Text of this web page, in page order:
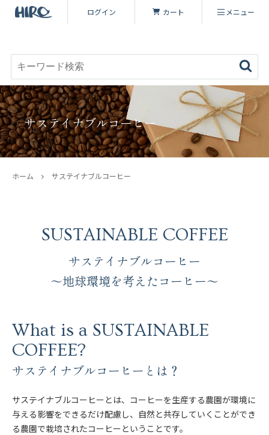
ログイン カート メニュー
キーワード検索
商品を探す
コーヒーマイスターセレクト
シングルオリジン
ブレンドコーヒー
オーガニックコーヒー
デカフェオーガニック（カフェインレス）
コーヒーを楽しむ
ヒロコーヒー品質について
シーズナリティについて
オーガニックコーヒーへのこだわり
サステイナブルコーヒーについて
HIRO CERT認証農園について
ネルドリップアイスコーヒーのおいしさの理由
定期便
原材料・販売期間一覧
ヒロコーヒーについて
ご利用ガイド
お買い物方法
お問合わせ
サステイナブルコーヒー
ホーム サステイナブルコーヒー
SUSTAINABLE COFFEE
サステイナブルコーヒー
～地球環境を考えたコーヒー～
What is a SUSTAINABLE
COFFEE?
サステイナブルコーヒーとは？
サステイナブルコーヒーとは、コーヒーを生産する農園が環境に
与える影響をできるだけ配慮し、自然と共存していくことができ
る農園で栽培されたコーヒーということです。